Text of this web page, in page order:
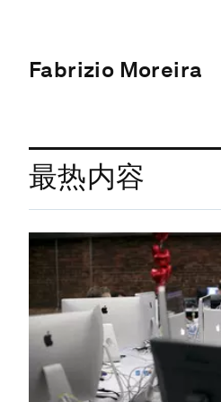
Fabrizio Moreira
最热内容